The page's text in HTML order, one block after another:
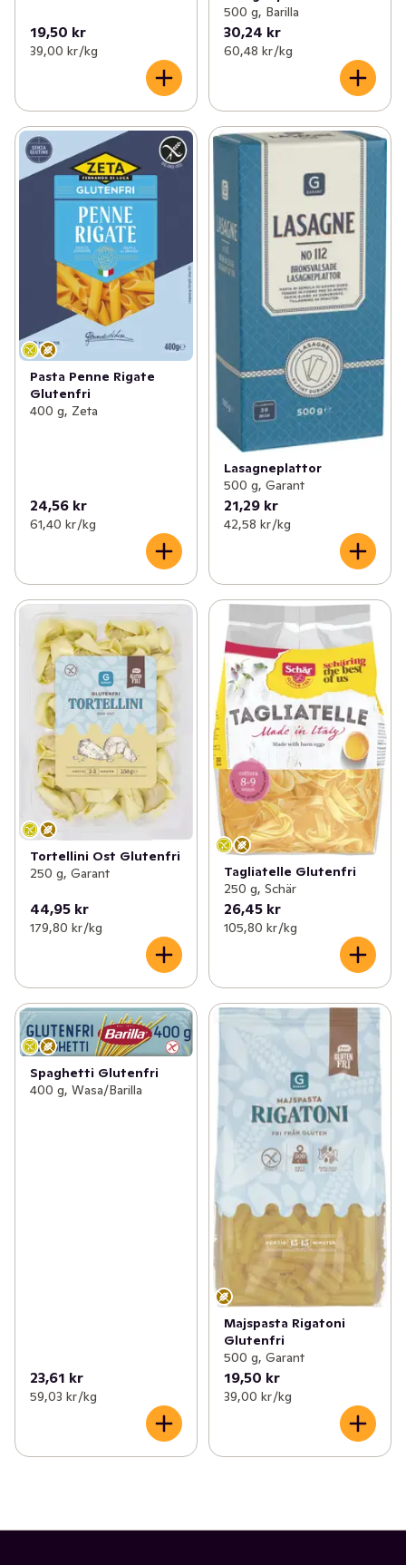
19,50 kr
39,00 kr /kg
500 g, Barilla
30,24 kr
60,48 kr /kg
Pasta Penne Rigate
Glutenfri
400 g, Zeta
24,56 kr
61,40 kr /kg
Lasagneplattor
500 g, Garant
21,29 kr
42,58 kr /kg
Tortellini Ost Glutenfri
250 g, Garant
44,95 kr
179,80 kr /kg
Tagliatelle Glutenfri
250 g, Schär
26,45 kr
105,80 kr /kg
Spaghetti Glutenfri
400 g, Wasa/Barilla
23,61 kr
59,03 kr /kg
Majspasta Rigatoni
Glutenfri
500 g, Garant
19,50 kr
39,00 kr /kg